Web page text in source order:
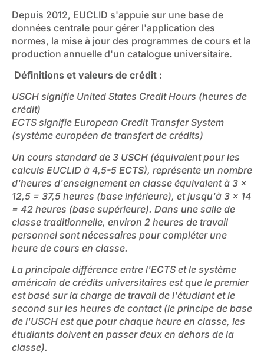
Depuis 2012, EUCLID s'appuie sur une base de
données centrale pour gérer l'application des
normes, la mise à jour des programmes de cours et la
production annuelle d'un catalogue universitaire.
Définitions et valeurs de crédit :
USCH signifie United States Credit Hours (heures de
crédit)
ECTS signifie European Credit Transfer System
(système européen de transfert de crédits)
Un cours standard de 3 USCH (équivalent pour les
calculs EUCLID à 4,5-5 ECTS), représente un nombre
d'heures d'enseignement en classe équivalent à 3 x
12,5 = 37,5 heures (base inférieure), et jusqu'à 3 x 14
= 42 heures (base supérieure). Dans une salle de
classe traditionnelle, environ 2 heures de travail
personnel sont nécessaires pour compléter une
heure de cours en classe.
La principale différence entre l'ECTS et le système
américain de crédits universitaires est que le premier
est basé sur la charge de travail de l'étudiant et le
second sur les heures de contact (le principe de base
de l'USCH est que pour chaque heure en classe, les
étudiants doivent en passer deux en dehors de la
classe).